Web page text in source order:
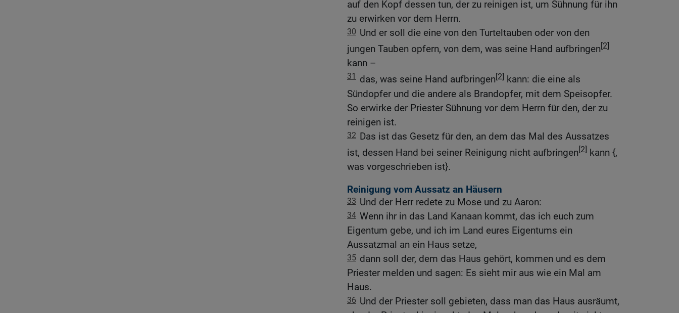
auf den Kopf dessen tun, der zu reinigen ist, um Sühnung für ihn
zu erwirken vor dem Herrn.
30 Und er soll die eine von den Turteltauben oder von den
jungen Tauben opfern, von dem, was seine Hand aufbringen[2]
kann –
31 das, was seine Hand aufbringen[2] kann: die eine als
Sündopfer und die andere als Brandopfer, mit dem Speisopfer.
So erwirke der Priester Sühnung vor dem Herrn für den, der zu
reinigen ist.
32 Das ist das Gesetz für den, an dem das Mal des Aussatzes
ist, dessen Hand bei seiner Reinigung nicht aufbringen[2] kann {,
was vorgeschrieben ist}.
Reinigung vom Aussatz an Häusern
33 Und der Herr redete zu Mose und zu Aaron:
34 Wenn ihr in das Land Kanaan kommt, das ich euch zum
Eigentum gebe, und ich im Land eures Eigentums ein
Aussatzmal an ein Haus setze,
35 dann soll der, dem das Haus gehört, kommen und es dem
Priester melden und sagen: Es sieht mir aus wie ein Mal am
Haus.
36 Und der Priester soll gebieten, dass man das Haus ausräumt,